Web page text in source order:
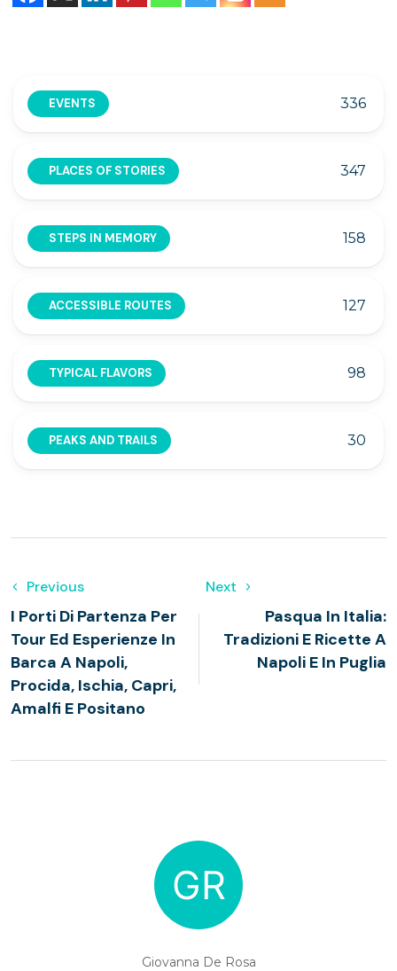
EVENTS 336
PLACES OF STORIES 347
STEPS IN MEMORY 158
ACCESSIBLE ROUTES 127
TYPICAL FLAVORS 98
PEAKS AND TRAILS 30
Previous
I Porti Di Partenza Per
Tour Ed Esperienze In
Barca A Napoli,
Procida, Ischia, Capri,
Amalfi E Positano
Next
Pasqua In Italia:
Tradizioni E Ricette A
Napoli E In Puglia
Giovanna De Rosa